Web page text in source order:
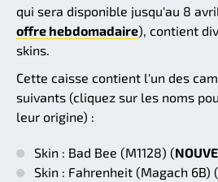
qui sera disponible jusqu'au 8
offre hebdomadaire), contient
skins.
Cette caisse contient l'un des
suivants (cliquez sur les noms
leur origine) :
Skin : Bad Bee (M1128) (
Skin : Fahrenheit (Magach 6B) (